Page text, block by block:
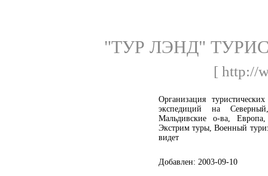
"ТУР ЛЭНД"
[ http://
Организация
экспедиций на
Мальдивские о-ва,
Экстрим туры, Военный
видет
Добавлен: 2003-09-10